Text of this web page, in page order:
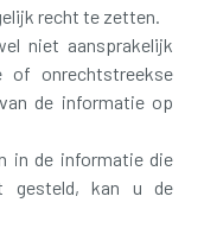
recht te zetten.
niet aansprakelijk
of onrechtstreekse
de informatie op
in de informatie die
gesteld, kan u de